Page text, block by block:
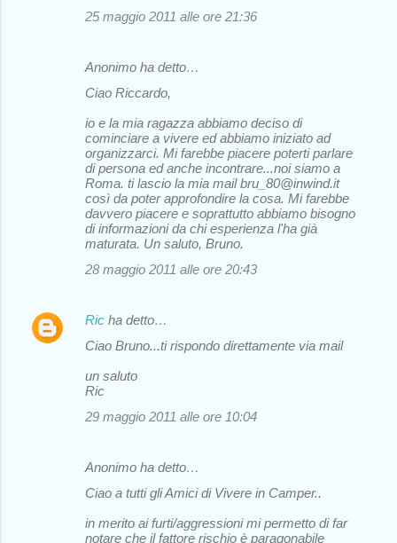
25 maggio 2011 alle ore 21:36
Anonimo ha detto…
Ciao Riccardo,
io e la mia ragazza abbiamo deciso di
cominciare a vivere ed abbiamo iniziato ad
organizzarci. Mi farebbe piacere poterti parlare
di persona ed anche incontrare...noi siamo a
Roma. ti lascio la mia mail bru_80@inwind.it
così da poter approfondire la cosa. Mi farebbe
davvero piacere e soprattutto abbiamo bisogno
di informazioni da chi esperienza l'ha già
maturata. Un saluto, Bruno.
28 maggio 2011 alle ore 20:43
Ric ha detto…
Ciao Bruno...ti rispondo direttamente via mail
un saluto
Ric
29 maggio 2011 alle ore 10:04
Anonimo ha detto…
Ciao a tutti gli Amici di Vivere in Camper..
in merito ai furti/aggressioni mi permetto di far
notare che il fattore rischio è paragonabile